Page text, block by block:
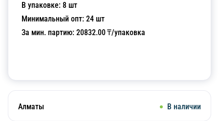
В упаковке: 8 шт
Минимальный опт: 24 шт
За мин. партию: 20832.00₸/упаковка
Алматы В наличии